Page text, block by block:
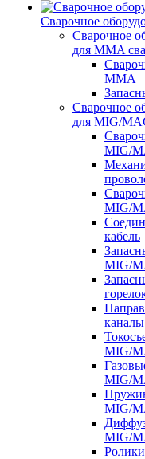
Сварочное
Сварочное
для MMA
MMA
Сварочное
для MIG/
MIG/
MIG/
кабель
MIG/
MIG/
MIG/
MIG/
MIG/